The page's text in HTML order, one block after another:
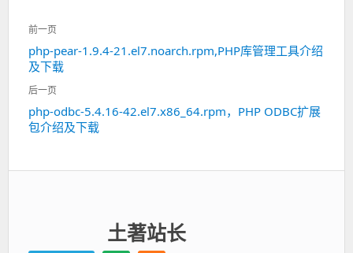
文
章
导
航
前一页
上
一
篇：
php-pear-1.9.4-21.el7.noarch.rpm,PHP库管理工具介绍
及下载
后一页
下
一
php-odbc-5.4.16-42.el7.x86_64.rpm，PHP ODBC扩展
包介绍及下载
土著站长